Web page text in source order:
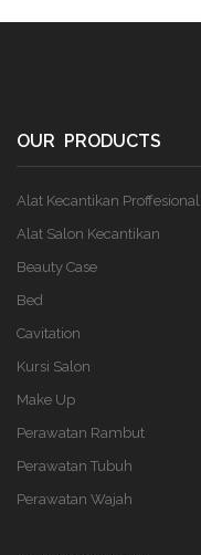
OUR PRODUCTS
Alat Kecantikan Proffesional
Alat Salon Kecantikan
Beauty Case
Bed
Cavitation
Kursi Salon
Make Up
Perawatan Rambut
Perawatan Tubuh
Perawatan Wajah